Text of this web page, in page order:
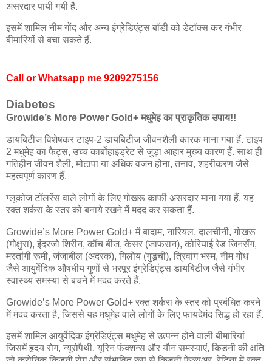
असरदार पायी गयी हैं.
इसमें शामिल नीम गोंद और अन्य इंग्रेडिएंट्स बॉडी को डेटॉक्स कर गंभीर
बीमारियों से बचा सकते हैं.
Call or Whatsapp me 9209275156
Diabetes
Growide’s More Power Gold+ मधुमेह का प्राकृतिक उपाय!!
डायबिटीज विशेषकर टाइप-2 डायबिटीज जीवनशैली कारक माना गया हैं. टाइप
2 मधुमेह का फैट्स, उच्च कार्बोहाइड्रेट से जुड़ा आहार मुख्य कारण हैं. साथ ही
गतिहीन जीवन शैली, मोटापा या अधिक वजन होना, तनाव, शहरीकरण जैसे
महत्वपूर्ण कारण हैं.
ग्लूकोज टॉलरेंस वाले लोगों के लिए गोखरू काफी असरदार माना गया हैं. यह
रक्त शर्करा के स्तर को बनाये रखने में मदद कर सकता हैं.
Growide’s More Power Gold+ में बादाम, नारियल, दालचीनी, गोखरू
(गोक्षुरा), इंदरजो शिरीन, कौंच बीज, केसर (जाफरान), कोरियाई रेड जिनसेंग,
मस्तांगी रूमी, जंजाबील (अदरक), गिलोय (गुडूची), त्रिवांग भस्म, नीम गोंध
जैसे आयुर्वेदिक औषधीय गुणों से भरपूर इंग्रेडिएंट्स डायबिटीज जैसे गंभीर
स्वास्थ्य समस्या से बचने में मदद करते हैं.
Growide’s More Power Gold+ रक्त शर्करा के स्तर को प्रबंधित करने
में मदद करता है, जिससे यह मधुमेह वाले लोगों के लिए फायदेमंद सिद्ध हो रहा हैं.
इसमें शामिल आयुर्वेदिक इंग्रेडिएंट्स मधुमेह से उत्पन्न होने वाली बीमारियां
जिसमें हृदय रोग, न्यूरोपैथी, यूरिन फंक्शन्स और यौन समस्याएं, किडनी की क्षति